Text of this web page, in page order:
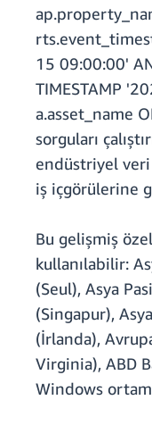
15 09:00:00'
TIMESTAMP
a.asset_name
sorguları
endüstriyel
iş içgörülerine
Bu gelişmiş
kullanılabilir:
(Seul), Asya
(Singapur),
(İrlanda),
Virginia), ABD
Windows